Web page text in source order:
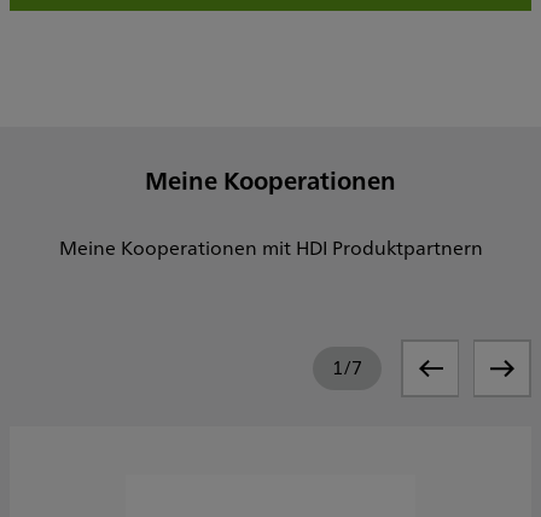
Meine Kooperationen
Meine Kooperationen mit HDI Produktpartnern
1/7